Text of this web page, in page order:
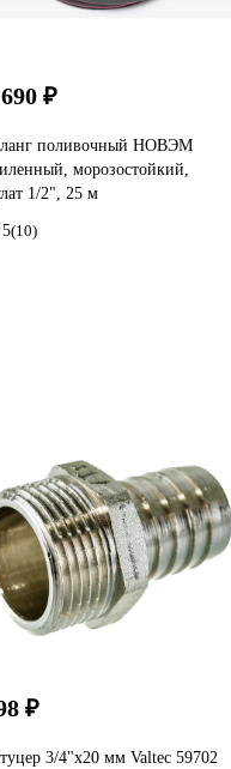
₽
поливочный НОВЭМ
морозостойкий,
1/2", 25 м
5(10)
₽
3/4"х20 мм Valtec 59702